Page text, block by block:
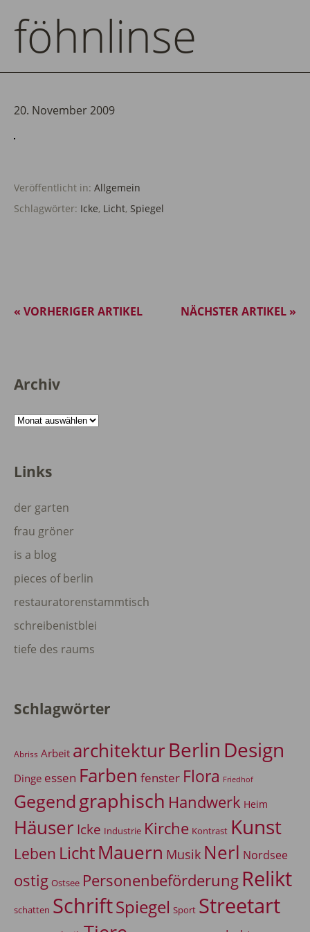
föhnlinse
20. November 2009
Veröffentlicht in: Allgemein
Schlagwörter: Icke, Licht, Spiegel
NÄCHSTER ARTIKEL »
« VORHERIGER ARTIKEL
Archiv
Archiv
Links
der garten
frau gröner
is a blog
pieces of berlin
restauratorenstammtisch
schreibenistblei
tiefe des raums
Schlagwörter
Abriss Arbeit architekturBerlin Design
Dinge essen Farben fenster Flora Friedhof
Gegendgraphisch Handwerk Heim
Häuser Icke Industrie Kirche Kontrast Kunst
Leben LichtMauern Musik Nerl Nordsee
ostig Ostsee Personenbeförderung Relikt
schatten SchriftSpiegel Sport Streetart